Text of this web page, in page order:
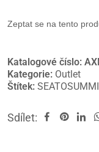
Zeptat se na tento
Katalogové číslo:
Kategorie: Outlet
Štítek:
Sdílet: